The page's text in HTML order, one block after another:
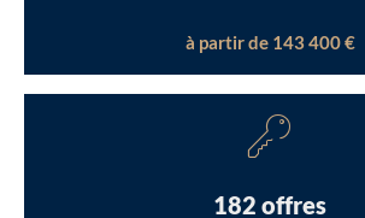
à partir de 143 400 €
182 offres